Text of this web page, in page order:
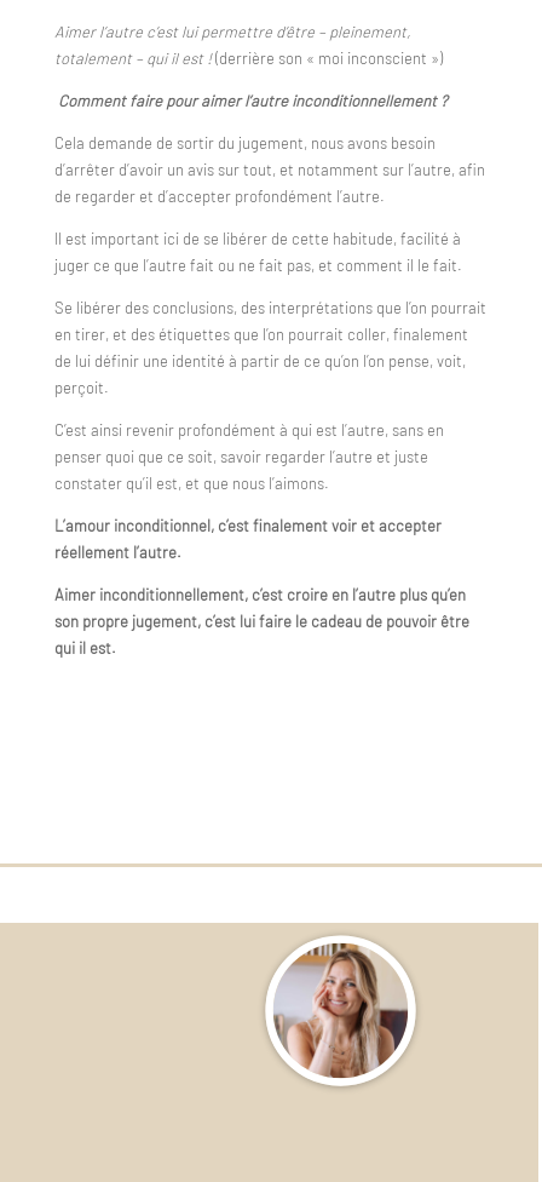
Aimer l’autre c’est lui permettre d’être – pleinement,
totalement – qui il est !(derrière son « moi inconscient »)
Comment faire pour aimer l’autre inconditionnellement ?
Cela demande de sortir du jugement, nous avons besoin
d’arrêter d’avoir un avis sur tout, et notamment sur l’autre, afin
de regarder et d’accepter profondément l’autre.
Il est important ici de se libérer de cette habitude, facilité à
juger ce que l’autre fait ou ne fait pas, et comment il le fait.
Se libérer des conclusions, des interprétations que l’on pourrait
en tirer, et des étiquettes que l’on pourrait coller, finalement
de lui définir une identité à partir de ce qu’on l’on pense, voit,
perçoit.
C’est ainsi revenir profondément à qui est l’autre, sans en
penser quoi que ce soit, savoir regarder l’autre et juste
constater qu’il est, et que nous l’aimons.
L’amour inconditionnel, c’est finalement voir et accepter
réellement l’autre.
Aimer inconditionnellement, c’est croire en l’autre plus qu’en
son propre jugement, c’est lui faire le cadeau de pouvoir être
qui il est.